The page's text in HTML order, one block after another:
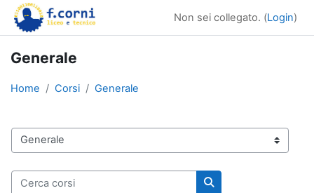
Vai al contenuto principale
Non sei collegato. (Login)
Generale
Home Corsi Generale
Categorie di corso
Cerca corsi